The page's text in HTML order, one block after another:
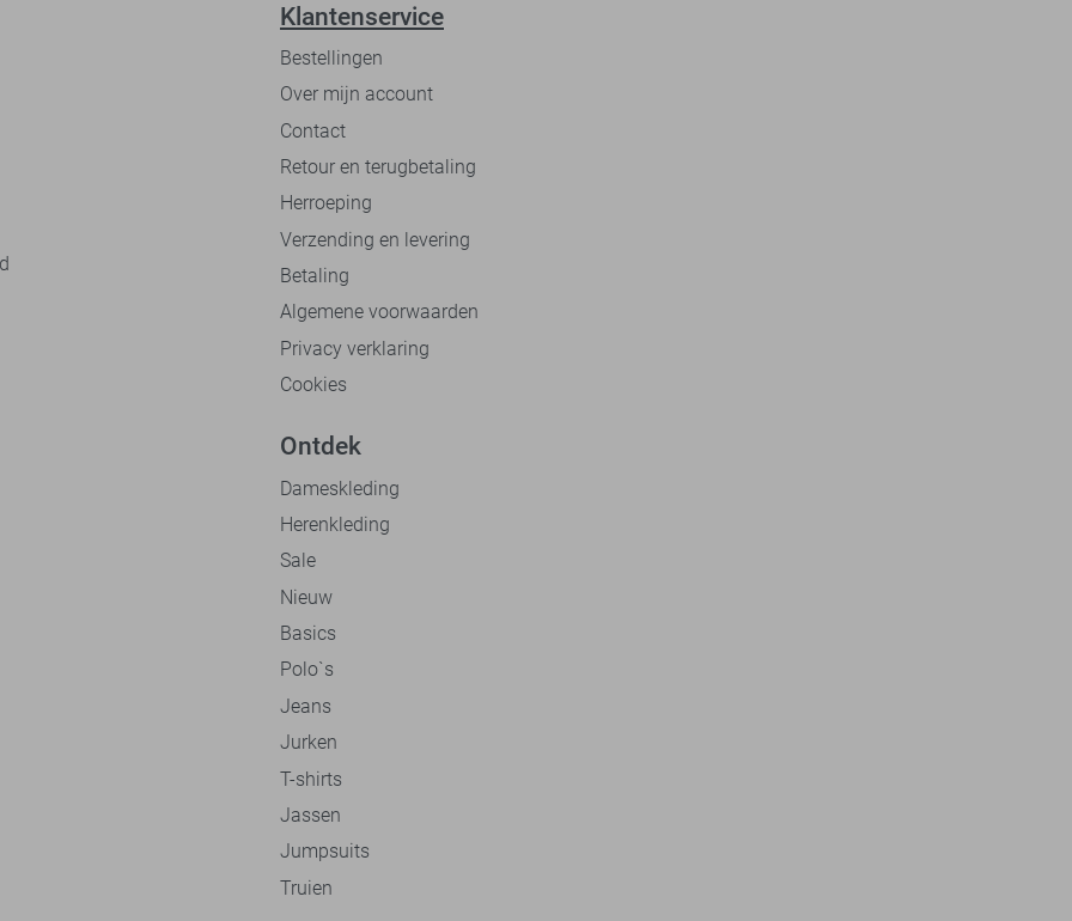
Klantenservice
Bestellingen
Over mijn account
Contact
Retour en terugbetaling
Herroeping
Verzending en levering
Betaling
Algemene voorwaarden
Privacy verklaring
Cookies
Ontdek
Dameskleding
Herenkleding
Sale
Nieuw
Basics
Polo`s
Jeans
Jurken
T-shirts
Jassen
Jumpsuits
Truien